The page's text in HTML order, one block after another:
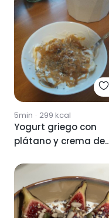
5min · 299 kcal
Yogurt griego con
plátano y crema de